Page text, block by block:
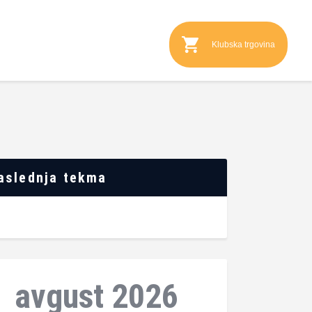
Klubska trgovina
tekma
avgust 2026